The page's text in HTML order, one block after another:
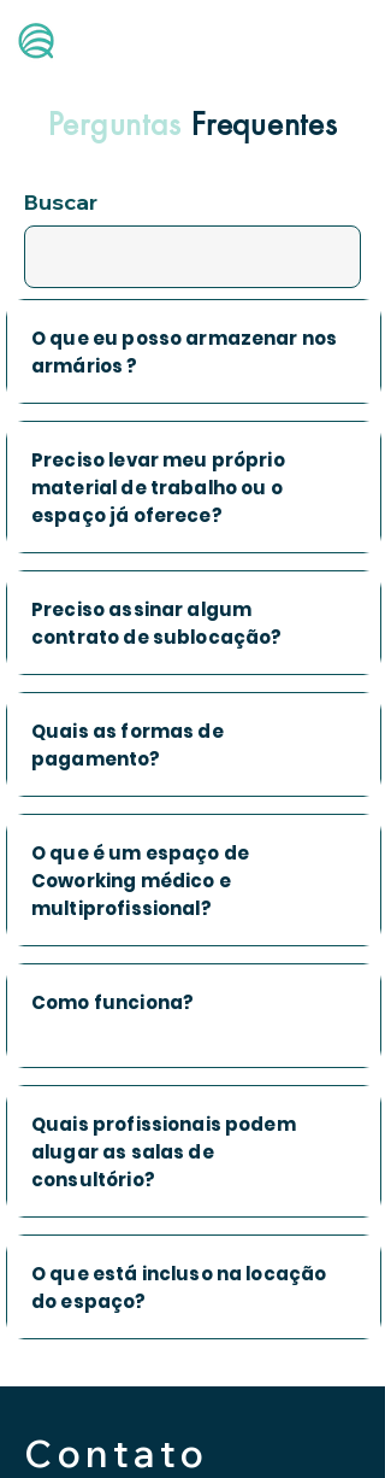
Perguntas Frequentes
Buscar
O que eu posso armazenar nos
armários ?
Preciso levar meu próprio
material de trabalho ou o
espaço já oferece?
Preciso assinar algum
contrato de sublocação?
Quais as formas de
pagamento?
O que é um espaço de
Coworking médico e
multiprofissional?
Como funciona?
Quais profissionais podem
alugar as salas de
consultório?
O que está incluso na locação
do espaço?
Contato